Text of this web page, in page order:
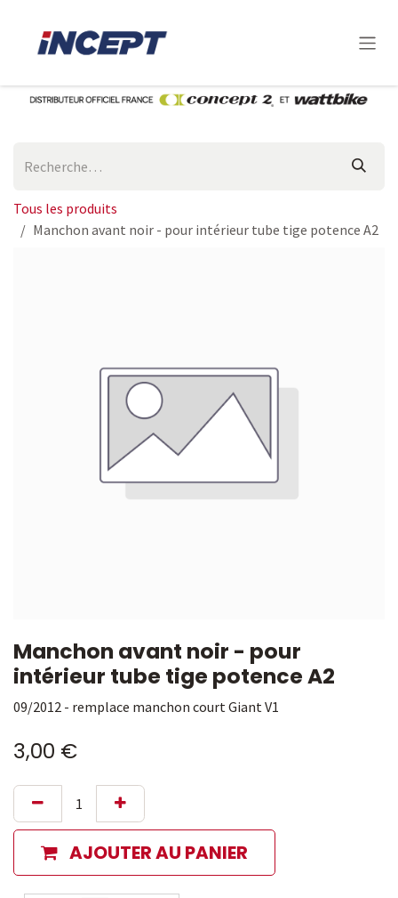
Tous les produits
Manchon avant noir - pour intérieur tube tige potence A2
Manchon avant noir - pour
intérieur tube tige potence A2
09/2012 - remplace manchon court Giant V1
3,00 €
AJOUTER AU PANIER